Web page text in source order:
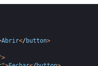
Abrir</ button>
>